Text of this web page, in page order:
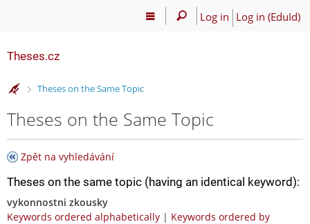
Log in Log in (EduId)
Theses.cz
>
Theses on the Same Topic
Theses on the Same Topic
Zpět na vyhledávání
Theses on the same topic (having an identical keyword):
vykonnostni zkousky
Keywords ordered alphabetically | Keywords ordered by